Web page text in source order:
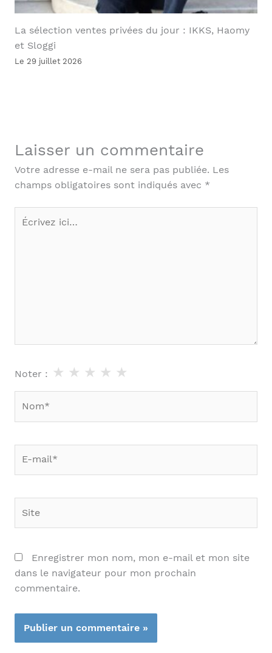
La sélection ventes privées du jour : IKKS, Haomy
et Sloggi
Le 29 juillet 2026
Laisser un commentaire
Votre adresse e-mail ne sera pas publiée. Les
champs obligatoires sont indiqués avec *
Écrivez
Noter : ★
★
★
★
★
Enregistrer mon nom, mon e-mail et mon site
dans le navigateur pour mon prochain
commentaire.